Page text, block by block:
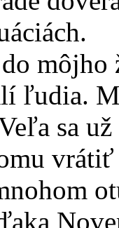
ľudia.
sa